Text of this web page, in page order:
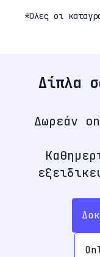
*Όλες οι
Δίπλα
Δωρεάν